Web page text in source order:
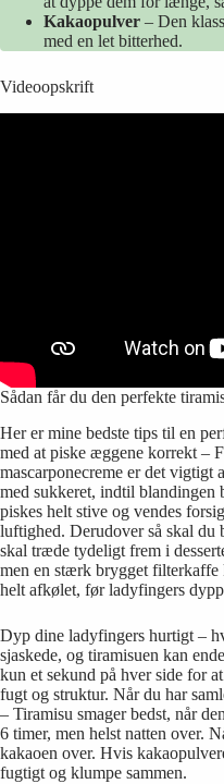
Kakaopulver – Den
med en let bitterhed.
Videoopskrift
Sådan får du den perfekte
Her er mine bedste tips til en
med at piske æggene korrekt –
mascarponecreme er det vigtigt
med sukkeret, indtil
piskes helt stive og vendes
luftighed. Derudover så skal du
skal træde tydeligt frem i
men en stærk brygget
helt afkølet, før ladyfingers
Dyp dine ladyfingers hurtigt –
sjaskede, og tiramisuen kan
kun et sekund på hver side for
fugt og struktur. Når du har
– Tiramisu smager bedst, når
6 timer, men helst natten over.
kakaoen over. Hvis
fugtigt og klumpe sammen.